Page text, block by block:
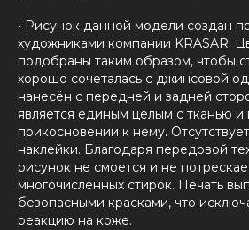
• Рисунок данной модели создан
художниками компании KRASAR.
подобраны таким образом, чтобы
хорошо сочеталась с джинсовой
нанесён с передней и задней
является единым целым с тканью
прикосновении к нему.
наклейки. Благодаря передовой
рисунок не смоется и не
многочисленных стирок. Печать
безопасными красками, что
реакцию на коже.